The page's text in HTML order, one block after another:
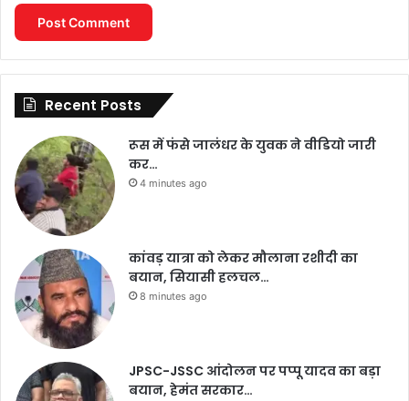
Recent Posts
रूस में फंसे जालंधर के युवक ने वीडियो जारी
कर…
4 minutes ago
कांवड़ यात्रा को लेकर मौलाना रशीदी का
बयान, सियासी हलचल…
8 minutes ago
JPSC-JSSC आंदोलन पर पप्पू यादव का बड़ा
बयान, हेमंत सरकार…